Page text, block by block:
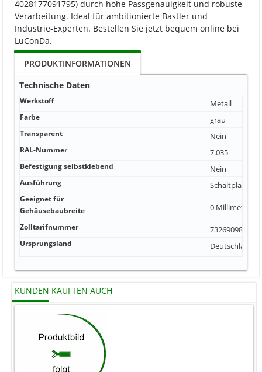
4028177091795) durch hohe Passgenauigkeit und robuste
Verarbeitung. Ideal für ambitionierte Bastler und
Industrie-Experten. Bestellen Sie jetzt bequem online bei
LuConDa.
PRODUKTINFORMATIONEN
Technische Daten
Werkstoff Metall
Farbe grau
Transparent Nein
RAL-Nummer 7.035
Befestigung selbstklebend Nein
Ausführung
Geeignet für
Gehäusebaubreite
0 Millimeter
Zolltarifnummer 73269098
Ursprungsland Deutschland
KUNDEN KAUFTEN AUCH